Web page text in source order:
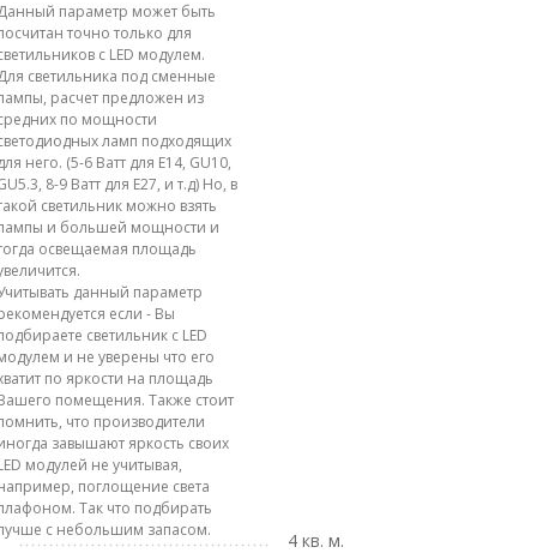
параметр может быть
точно только для
с LED модулем.
светильника под сменные
расчет предложен из
по мощности
ламп подходящих
него. (5-6 Ватт для E14, GU10,
8-9 Ватт для E27, и т.д) Но, в
светильник можно взять
и большей мощности и
освещаемая площадь
данный параметр
если - Вы
светильник с LED
и не уверены что его
по яркости на площадь
помещения. Также стоит
что производители
завышают яркость своих
модулей не учитывая,
поглощение света
Так что подбирать
с небольшим запасом.
4 кв. м.